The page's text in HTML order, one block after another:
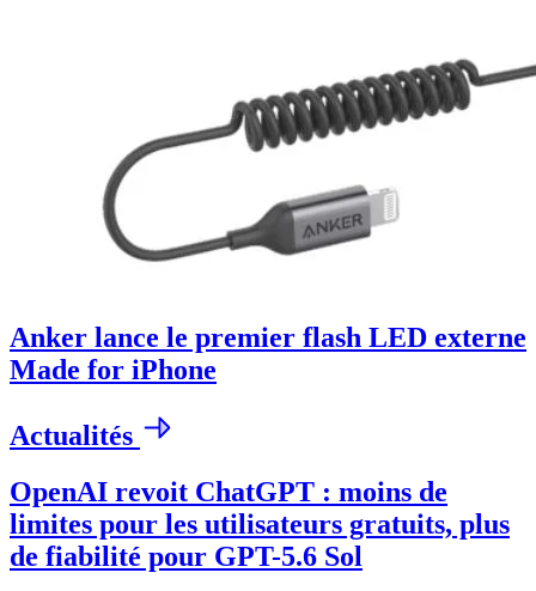
Anker lance le premier flash LED externe
Made for iPhone
Actualités
OpenAI revoit ChatGPT : moins de
limites pour les utilisateurs gratuits, plus
de fiabilité pour GPT-5.6 Sol